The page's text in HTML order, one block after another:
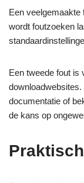
Een veelgemaakte
wordt foutzoeken
Een tweede fout is
documentatie of
de kans op